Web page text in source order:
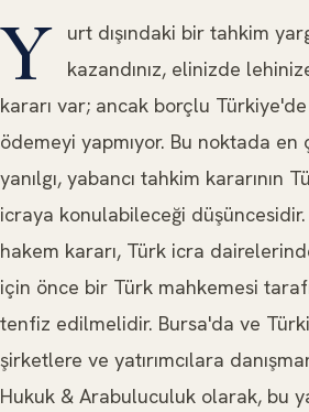
Y
urt dışındaki bir tahkim
kazandınız, elinizde
kararı var; ancak borçlu
ödemeyi yapmıyor. Bu noktada en
yanılgı, yabancı tahkim kararının
icraya konulabileceği düşüncesidir.
hakem kararı, Türk icra
için önce bir Türk mahkemesi
tenfiz edilmelidir. Bursa'da ve
şirketlere ve yatırımcılara
Hukuk & Arabuluculuk olarak, bu